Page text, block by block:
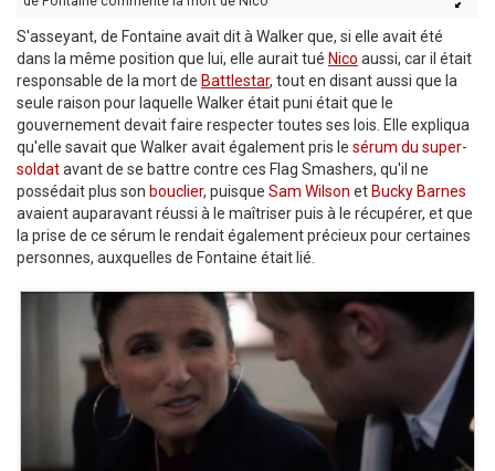
S'asseyant, de Fontaine avait dit à Walker que, si elle avait été
dans la même position que lui, elle aurait tué Nico aussi, car il était
responsable de la mort de Battlestar, tout en disant aussi que la
seule raison pour laquelle Walker était puni était que le
gouvernement devait faire respecter toutes ses lois. Elle expliqua
qu'elle savait que Walker avait également pris le sérum du super-
soldatavant de se battre contre ces Flag Smashers, qu'il ne
possédait plus son bouclier, puisque Sam Wilson et Bucky Barnes
avaient auparavant réussi à le maîtriser puis à le récupérer, et que
la prise de ce sérum le rendait également précieux pour certaines
personnes, auxquelles de Fontaine était lié.